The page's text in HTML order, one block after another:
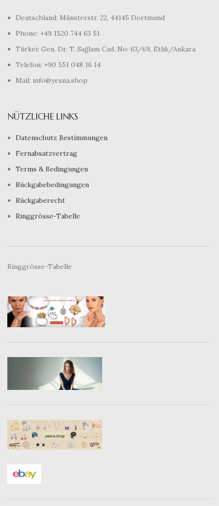
Deutschland: Münsterstr. 22, 44145 Dortmund
Phone: +49 1520 744 63 51
Türkei: Gen. Dr. T. Sağlam Cad. No: 63/69, Etlik/Ankara
Telefon: +90 551 048 16 14
Mail: info@yesna.shop
NÜTZLICHE LINKS
Datenschutz Bestimmungen
Fernabsatzvertrag
Terms & Bedingungen
Rückgabebedingungen
Rückgaberecht
Ringgrösse-Tabelle
Ringgrösse-Tabelle